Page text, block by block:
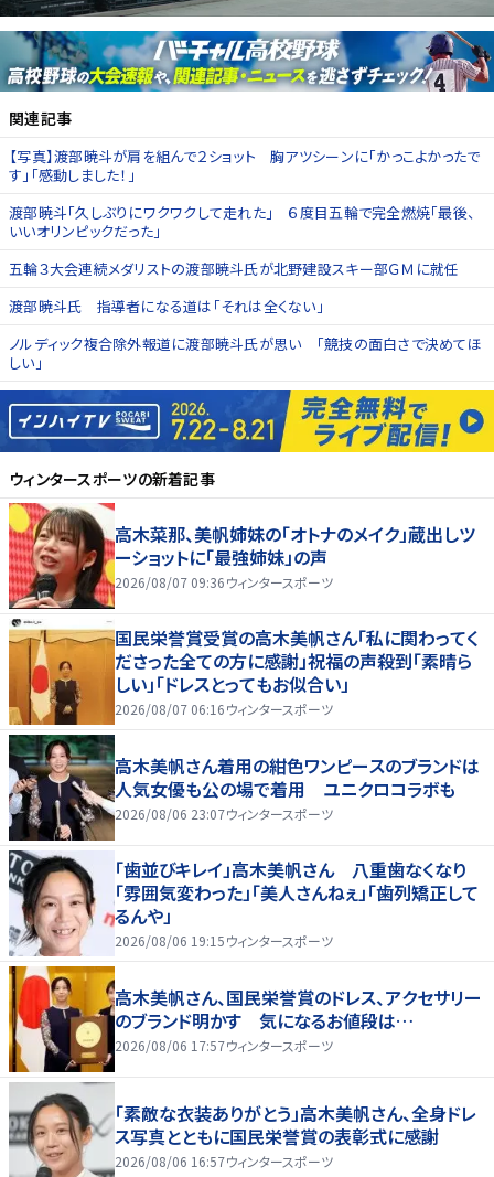
関連記事
【写真】渡部暁斗が肩を組んで２ショット 胸アツシーンに「かっこよかったで
す」「感動しました！」
渡部暁斗「久しぶりにワクワクして走れた」 ６度目五輪で完全燃焼「最後、
いいオリンピックだった」
五輪３大会連続メダリストの渡部暁斗氏が北野建設スキー部ＧＭに就任
渡部暁斗氏 指導者になる道は「それは全くない」
ノルディック複合除外報道に渡部暁斗氏が思い 「競技の面白さで決めてほ
しい」
ウィンタースポーツの新着記事
高木菜那、美帆姉妹の「オトナのメイク」蔵出しツ
ーショットに「最強姉妹」の声
2026/08/07 09:36ウィンタースポーツ
国民栄誉賞受賞の高木美帆さん「私に関わってく
ださった全ての方に感謝」祝福の声殺到「素晴ら
しい」「ドレスとってもお似合い」
2026/08/07 06:16ウィンタースポーツ
高木美帆さん着用の紺色ワンピースのブランドは
人気女優も公の場で着用 ユニクロコラボも
2026/08/06 23:07ウィンタースポーツ
「歯並びキレイ」高木美帆さん 八重歯なくなり
「雰囲気変わった」「美人さんねぇ」「歯列矯正して
るんや」
2026/08/06 19:15ウィンタースポーツ
高木美帆さん、国民栄誉賞のドレス、アクセサリー
のブランド明かす 気になるお値段は…
2026/08/06 17:57ウィンタースポーツ
「素敵な衣装ありがとう」高木美帆さん、全身ドレ
ス写真とともに国民栄誉賞の表彰式に感謝
2026/08/06 16:57ウィンタースポーツ